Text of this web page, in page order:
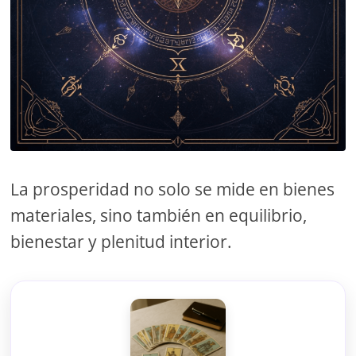
La prosperidad no solo se mide en bienes
materiales, sino también en equilibrio,
bienestar y plenitud interior.